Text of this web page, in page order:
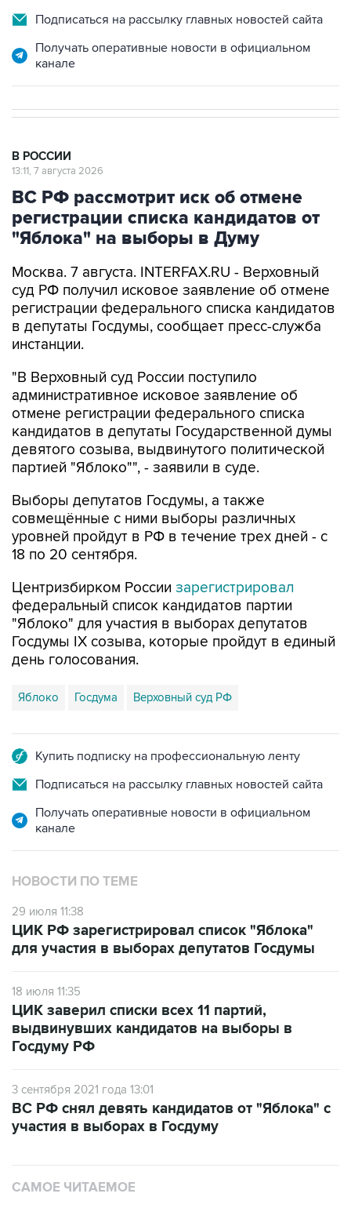
Подписаться на рассылку главных новостей сайта
Получать оперативные новости в официальном
канале
В РОССИИ
13:11, 7 августа 2026
ВС РФ рассмотрит иск об отмене
регистрации списка кандидатов от
"Яблока" на выборы в Думу
Москва. 7 августа. INTERFAX.RU - Верховный
суд РФ получил исковое заявление об отмене
регистрации федерального списка кандидатов
в депутаты Госдумы, сообщает пресс-служба
инстанции.
"В Верховный суд России поступило
административное исковое заявление об
отмене регистрации федерального списка
кандидатов в депутаты Государственной думы
девятого созыва, выдвинутого политической
партией "Яблоко"", - заявили в суде.
Выборы депутатов Госдумы, а также
совмещённые с ними выборы различных
уровней пройдут в РФ в течение трех дней - с
18 по 20 сентября.
Центризбирком России зарегистрировал
федеральный список кандидатов партии
"Яблоко" для участия в выборах депутатов
Госдумы IX созыва, которые пройдут в единый
день голосования.
Яблоко Госдума Верховный суд РФ
Купить подписку на профессиональную ленту
Подписаться на рассылку главных новостей сайта
Получать оперативные новости в официальном
канале
НОВОСТИ ПО ТЕМЕ
29 июля 11:38
ЦИК РФ зарегистрировал список "Яблока"
для участия в выборах депутатов Госдумы
18 июля 11:35
ЦИК заверил списки всех 11 партий,
выдвинувших кандидатов на выборы в
Госдуму РФ
3 сентября 2021 года 13:01
ВС РФ снял девять кандидатов от "Яблока" с
участия в выборах в Госдуму
САМОЕ ЧИТАЕМОЕ